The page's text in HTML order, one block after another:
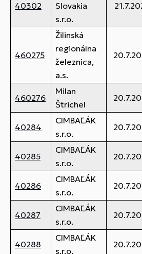
40302
Slovakia
s.r.o.
460275
Žilinská
regionálna
železnica,
a.s.
460276
Milan
Štrichel
40284
CIMBAĽÁK
s.r.o.
40285
CIMBAĽÁK
s.r.o.
40286
CIMBAĽÁK
s.r.o.
40287
CIMBAĽÁK
s.r.o.
40288
CIMBAĽÁK
s.r.o.